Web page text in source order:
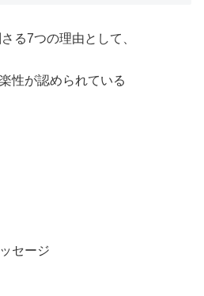
る7つの理由として、
性が認められている
セージ